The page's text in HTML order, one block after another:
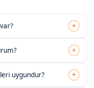
+
+
uygundur? +